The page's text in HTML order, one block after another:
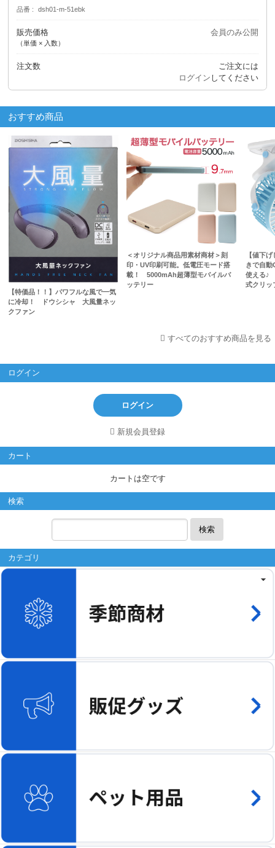
品番 dsh01-m-51ebk
販売価格
（単価 × 入数）
会員のみ公開
注文数
ご注文には
ログイン してください
おすすめ商品
【特価品！！】パワフルな風で一気
に冷却！ ドウシシャ 大風量ネッ
クファン
＜オリジナル商品用素材商材＞刻
印・UV印刷可能。低電圧モード搭
載！ 5000mAh超薄型モバイルバ
ッテリー
【値下
きで自
使える♪
式クリッ
すべてのおすすめ商品を見る
ログイン
ログイン
新規会員登録
カート
カートは空です
検索
検索
カテゴリ